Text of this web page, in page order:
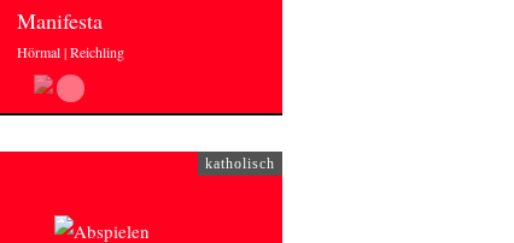
Manifesta
Hörmal | Reichling
katholisch